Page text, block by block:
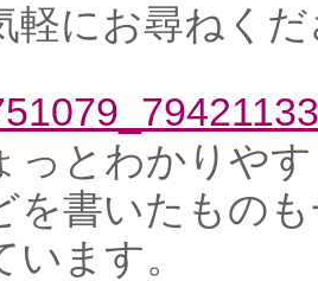
軽にお尋ねく
っとわかりや
を書いたもの
います。